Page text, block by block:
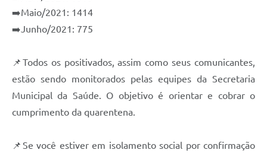
➡️Maio/2021: 1414
➡️Junho/2021: 775
📌Todos os positivados, assim como seus comunicantes,
estão sendo monitorados pelas equipes da Secretaria
Municipal da Saúde. O objetivo é orientar e cobrar o
cumprimento da quarentena.
📌Se você estiver em isolamento social por confirmação